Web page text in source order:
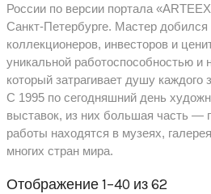
России по версии портала
Санкт-Петербурге. Мастер добился
коллекционеров, инвесторов и
уникальной работоспособностью и
который затрагивает душу каждого
С 1995 по сегодняшний день
выставок, из них большая часть —
работы находятся в музеях,
многих стран мира.
Отображение 1–40 из 62